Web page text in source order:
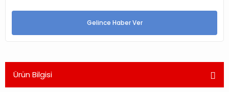
Gelince Haber Ver
Ürün Bilgisi